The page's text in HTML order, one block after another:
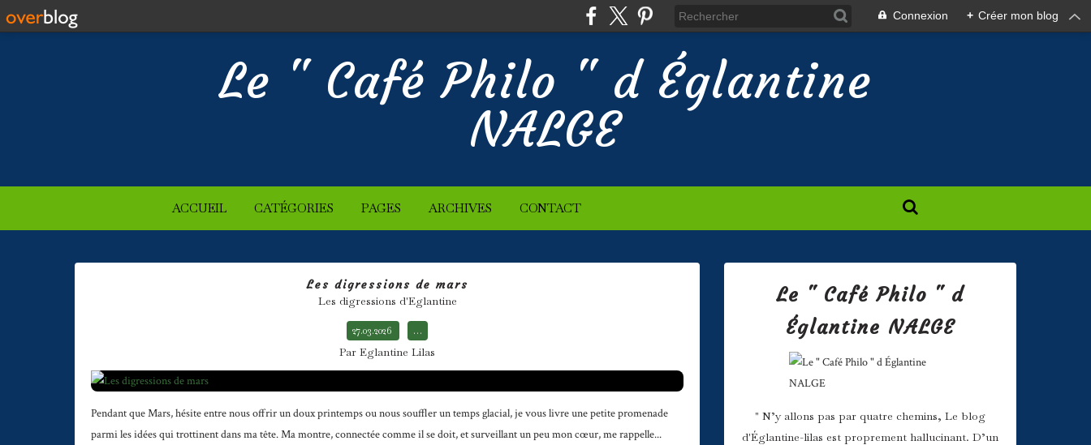
Connexion + Créer mon blog
Le " Café Philo " d Églantine
NALGE
ACCUEIL CATÉGORIES PAGES ARCHIVES CONTACT
Les digressions de mars
Les digressions d'Eglantine
27.03.2026 …
Par Eglantine Lilas
Pendant que Mars, hésite entre nous offrir un doux printemps ou nous souffler un temps glacial, je vous livre une petite promenade
parmi les idées qui trottinent dans ma tête. Ma montre, connectée comme il se doit, et surveillant un peu mon cœur, me rappelle...
Le " Café Philo " d
Églantine NALGE
" N’y allons pas par quatre chemins, Le blog
d'Églantine-lilas est proprement hallucinant. D’un